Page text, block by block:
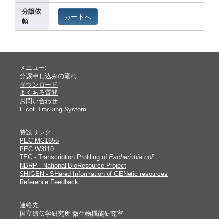
分譲依
頼
カートへ
メニュー:
分譲申し込みの流れ
ダウンロード
よくある質問
お問い合わせ
E.coli Tracking System
特設リンク:
PEC MG1655
PEC W3110
TEC - Transcription Profiling of Escherichia coli
NBRP - National BioResource Project
SHIGEN - SHared Information of GENetic resources
Reference Feedback
連絡先:
国立遺伝学研究所 微生物機能研究室